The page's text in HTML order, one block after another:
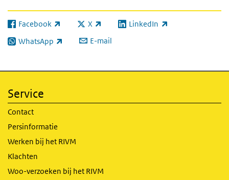
Facebook
(externe link) X
(externe link) LinkedIn
(externe link)
WhatsApp
(externe link) E-mail
Service
Contact
Persinformatie
Werken bij het RIVM
Klachten
Woo-verzoeken bij het RIVM